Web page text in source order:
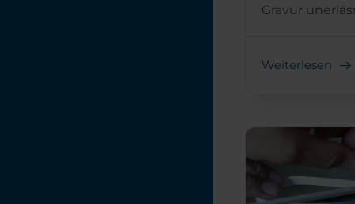
Gravur
Weiterlesen